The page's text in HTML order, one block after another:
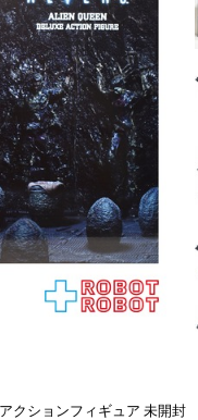
クションフィギュア 未開封